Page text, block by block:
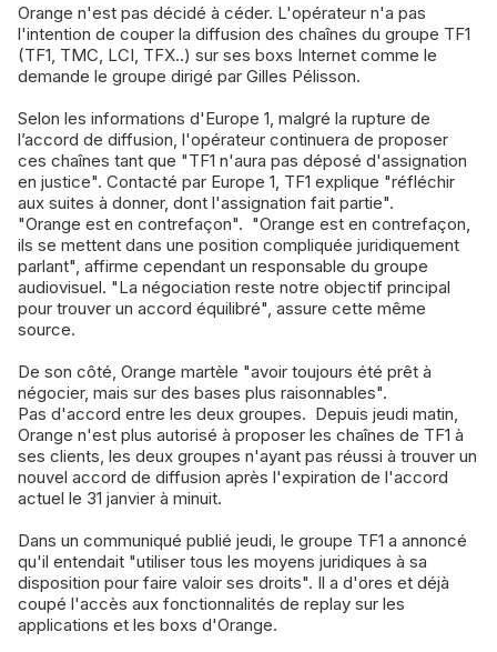
Orange n'est pas décidé à céder. L'opérateur n'a pas
l'intention de couper la diffusion des chaînes du groupe TF1
(TF1, TMC, LCI, TFX..) sur ses boxs Internet comme le
demande le groupe dirigé par Gilles Pélisson.
Selon les informations d'Europe 1, malgré la rupture de
l’accord de diffusion, l'opérateur continuera de proposer
ces chaînes tant que "TF1 n'aura pas déposé d'assignation
en justice". Contacté par Europe 1, TF1 explique "réfléchir
aux suites à donner, dont l'assignation fait partie".
"Orange est en contrefaçon". "Orange est en contrefaçon,
ils se mettent dans une position compliquée juridiquement
parlant", affirme cependant un responsable du groupe
audiovisuel. "La négociation reste notre objectif principal
pour trouver un accord équilibré", assure cette même
source.
De son côté, Orange martèle "avoir toujours été prêt à
négocier, mais sur des bases plus raisonnables".
Pas d'accord entre les deux groupes. Depuis jeudi matin,
Orange n'est plus autorisé à proposer les chaînes de TF1 à
ses clients, les deux groupes n'ayant pas réussi à trouver un
nouvel accord de diffusion après l'expiration de l'accord
actuel le 31 janvier à minuit.
Dans un communiqué publié jeudi, le groupe TF1 a annoncé
qu'il entendait "utiliser tous les moyens juridiques à sa
disposition pour faire valoir ses droits". Il a d'ores et déjà
coupé l'accès aux fonctionnalités de replay sur les
applications et les boxs d'Orange.